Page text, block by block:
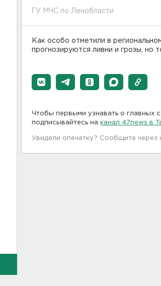
ГУ МЧС по Ленобласти
Как особо отметили в
прогнозируются ливни и грозы, но
Чтобы первыми узнавать о главных
подписывайтесь на канал 47news в
Увидели опечатку? Сообщите через